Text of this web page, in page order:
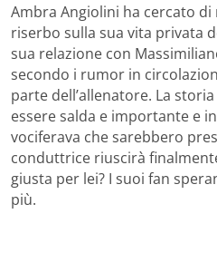
Ambra Angiolini ha cercato
riserbo sulla sua vita privata
sua relazione con
secondo i rumor in
parte dell’allenatore. La
essere salda e importante e
vociferava che sarebbero
conduttrice riuscirà
giusta per lei? I suoi fan
più.